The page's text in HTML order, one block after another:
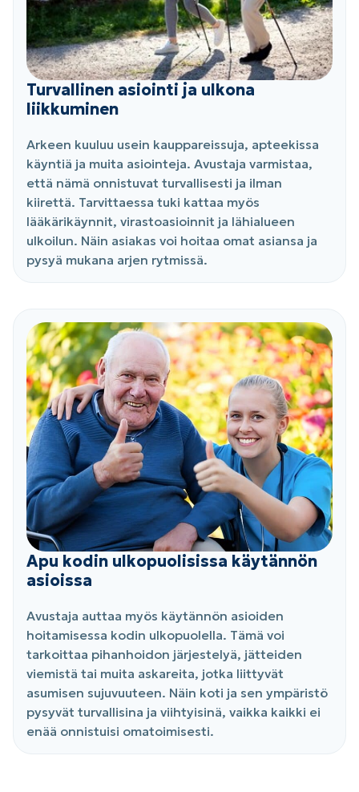
Turvallinen asiointi ja ulkona
liikkuminen
Arkeen kuuluu usein kauppareissuja, apteekissa
käyntiä ja muita asiointeja. Avustaja varmistaa,
että nämä onnistuvat turvallisesti ja ilman
kiirettä. Tarvittaessa tuki kattaa myös
lääkärikäynnit, virastoasioinnit ja lähialueen
ulkoilun. Näin asiakas voi hoitaa omat asiansa ja
pysyä mukana arjen rytmissä.
Apu kodin ulkopuolisissa käytännön
asioissa
Avustaja auttaa myös käytännön asioiden
hoitamisessa kodin ulkopuolella. Tämä voi
tarkoittaa pihanhoidon järjestelyä, jätteiden
viemistä tai muita askareita, jotka liittyvät
asumisen sujuvuuteen. Näin koti ja sen ympäristö
pysyvät turvallisina ja viihtyisinä, vaikka kaikki ei
enää onnistuisi omatoimisesti.